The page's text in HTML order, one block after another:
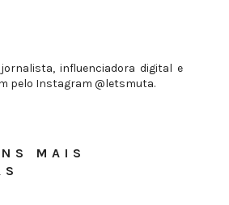
influenciadora digital e
pelo Instagram @letsmuta.
MAIS